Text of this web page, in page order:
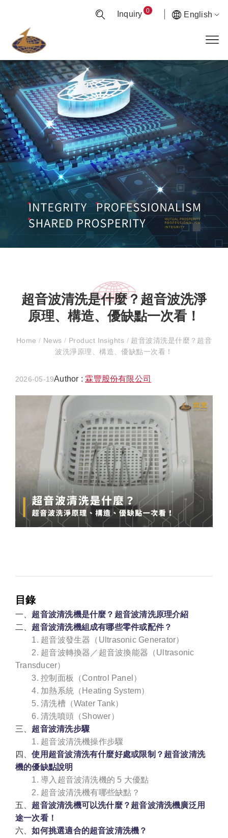
Inquiry 0 English
超音波清洗是什麼？超音波洗淨
原理、構造、優缺點一次看！
Home / News/ Product Insights / 超音波清洗是什麼？超音
波洗淨原理、構造、優缺點一次看！
2026-05-19Author : 霖豐股份有限公司
目錄
一、 超音波清洗機是什麼？超音波清洗原理介紹
二、 超音波清洗機組成有哪些零件或配件？
1. 超音波發生器（Ultrasonic Generator）
2. 超音波轉換器／超音波換能器（Ultrasonic
Transducer）
3. 控制面板（Control Panel）
4. 加熱系統（Heating System）
5. 清洗槽（Water Tank）
6. 清洗噴頭（Shower）
三、 超音波清洗步驟
1. 超音波清洗機操作步驟
四、使用超音波清洗有什麼好處或限制？超音波清洗
機的優缺點說明
1. 導入超音波清洗機的 5 大優點
2. 超音波清洗機有哪些缺點？
五、 超音波清洗機可以洗什麼？超音波清洗機廣泛用
途一次看！
六、如何挑選適合的超音波清洗機？